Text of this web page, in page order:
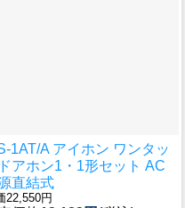
1AT/A アイホン ワンタッ
アホン1・1形セット AC
直結式
22,550円